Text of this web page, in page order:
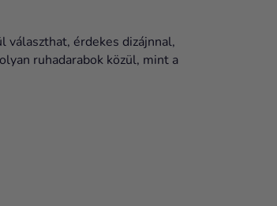
érdekes dizájnnal,
ruhadarabok közül, mint a